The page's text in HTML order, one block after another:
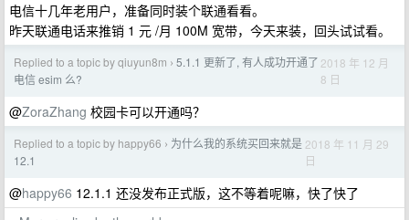
电信十几年老用户，准备同时装个联通看看。
昨天联通电话来推销 1 元 /月 100M 宽带，今天来装，回头试试看。
Replied to a topic by qiuyun8m › 5.1.1 更新了, 有人成功开通了
电信 esim 么?
2018 年 12 月
8 日
@ZoraZhang 校园卡可以开通吗？
Replied to a topic by happy66 › 为什么我的系统买回来就是
12.1
2018 年 11 月 29
日
@happy66 12.1.1 还没发布正式版，这不等着呢嘛，快了快了